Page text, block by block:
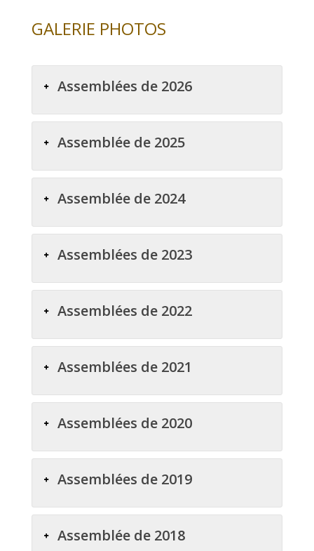
GALERIE PHOTOS
Assemblées de 2026
Assemblée de 2025
Assemblée de 2024
Assemblées de 2023
Assemblées de 2022
Assemblées de 2021
Assemblées de 2020
Assemblées de 2019
Assemblée de 2018